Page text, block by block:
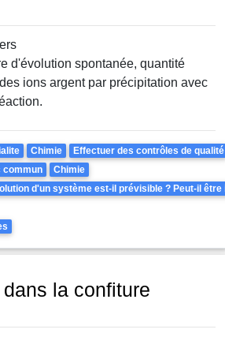
d'évolution spontanée, quantité
ions argent par précipitation avec
Chimie
Effectuer des contrôles de qualité
commun
Chimie
d'un système est-il prévisible ? Peut-il être
la confiture